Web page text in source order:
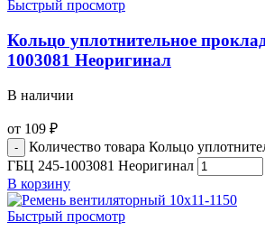
Быстрый просмотр
Кольцо уплотнительное
1003081 Неоригинал
В наличии
от 109 ₽
Количество товара Кольцо
ГБЦ 245-1003081 Неоригинал
В корзину
Быстрый просмотр